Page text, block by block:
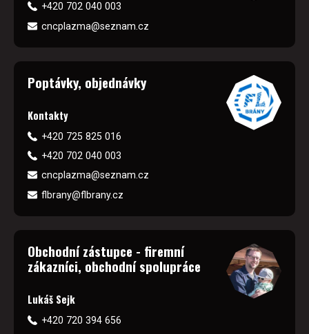
+420 702 040 003
cncplazma@seznam.cz
Poptávky, objednávky
Kontakty
+420 725 825 016
+420 702 040 003
cncplazma@seznam.cz
flbrany@flbrany.cz
Obchodní zástupce - firemní
zákazníci, obchodní spolupráce
Lukáš Sejk
+420 720 394 656